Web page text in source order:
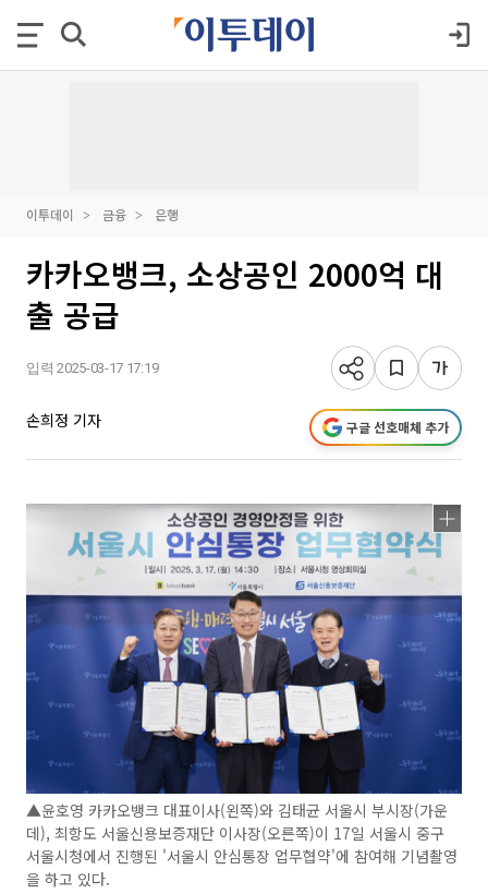
이투데이 금융 은행
카카오뱅크, 소상공인 2000억 대
출 공급
입력 2025-03-17 17:19
손희정 기자 구글 선호매체 추가
▲윤호영 카카오뱅크 대표이사(왼쪽)와 김태균 서울시 부시장(가운
데), 최항도 서울신용보증재단 이사장(오른쪽)이 17일 서울시 중구
서울시청에서 진행된 '서울시 안심통장 업무협약'에 참여해 기념촬영
을 하고 있다.